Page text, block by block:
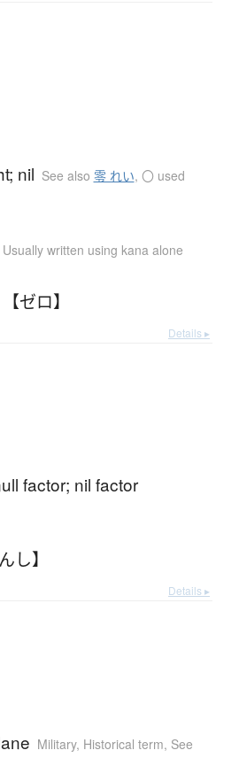
nil See also 零 れい, 〇 used
Usually written using kana alone
ゼロ】
Details ▸
factor; nil factor
し】
Details ▸
Military, Historical term, See